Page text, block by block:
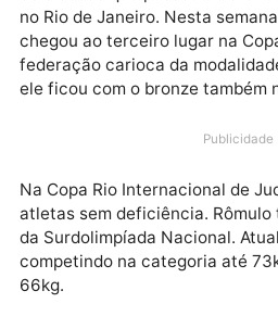
O judoca Rômulo Crispim já
dele desde que passou a
chegou ao terceiro lugar na
ele ficou com o bronze